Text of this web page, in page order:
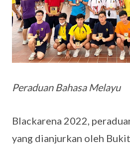
Peraduan Bahasa Melayu
Blackarena 2022,
yang dianjurkan oleh